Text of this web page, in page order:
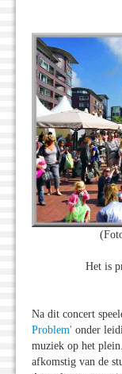
Het is
Na dit concert
Problem' onder
muziek op het
afkomstig van de